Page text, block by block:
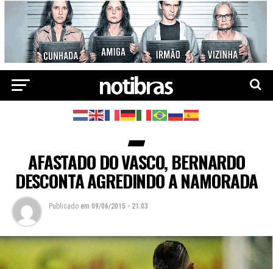
AFASTADO DO VASCO, BERNARDO
DESCONTA AGREDINDO A NAMORADA
Publicado em 09/06/2015 - 21:03